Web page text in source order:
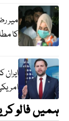
میر
کا
ایران
ہمیں فالو